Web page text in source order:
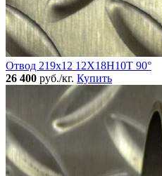
Отвод 219х12 12Х18Н10Т 90°
26 400 руб./кг. Купить